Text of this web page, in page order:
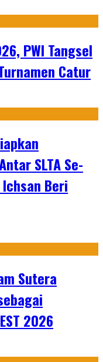
PWI Tangsel
Catur
SLTA Se-
Beri
Sutera
2026